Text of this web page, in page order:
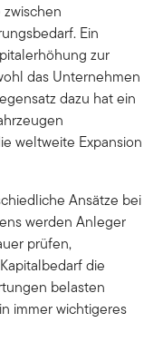
Ein
zur
das Unternehmen
dazu hat ein
weltweite Expansion
Ansätze bei
werden Anleger
prüfen,
die
belasten
immer wichtigeres